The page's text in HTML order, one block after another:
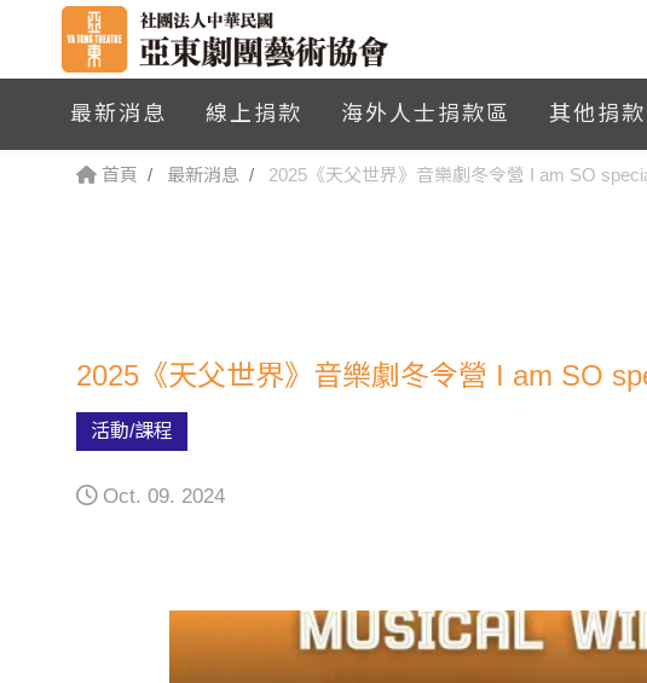
最新消息 線上捐款 海外人士捐款區 其他捐
首頁 最新消息 2025《天父世界》音樂劇冬令營 I am SO
2025《天父世界》音樂劇冬令營 I am SO
活動/課程
Oct. 09. 2024